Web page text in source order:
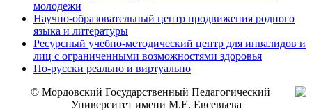
молодежи
Научно-образовательный центр продвижения родного
языка и литературы
Ресурсный учебно-методический центр для инвалидов и
лиц с ограниченными возможностями здоровья
По-русски реально и виртуально
© Мордовский Государственный Педагогический
Университет имени М.Е. Евсевьева